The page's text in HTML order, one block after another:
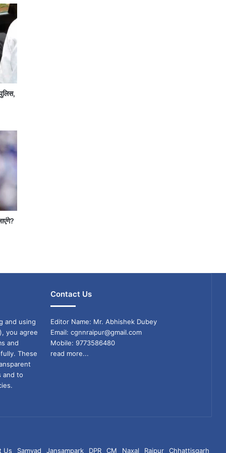
and using
you agree
and
These
and to
Contact Us
Editor Name: Mr. Abhishek Dubey
Email: cgnnraipur@gmail.com
Mobile: 9773586480
read more...
Us Samvad Jansampark DPR CM Naxal Raipur Chhattisgarh